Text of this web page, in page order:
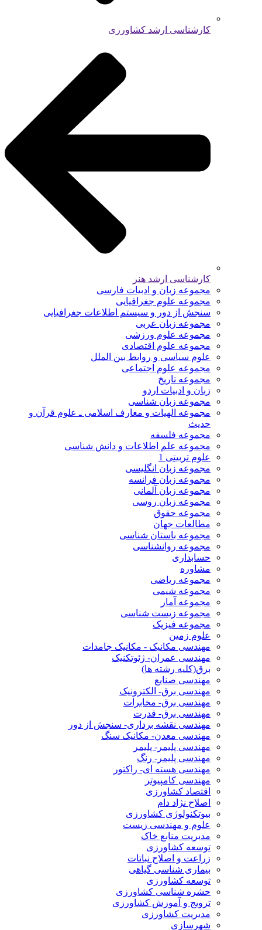
کارشناسی ارشد کشاورزی
کارشناسی ارشد هنر
مجموعه زبان و ادبیات فارسی
مجموعه علوم جغرافیایی
سنجش از دور و سیستم اطلاعات جغرافیایی
مجموعه زبان عربی
مجموعه علوم ورزشی
مجموعه علوم اقتصادی
علوم سیاسی و روابط بین الملل
مجموعه علوم اجتماعی
مجموعه تاریخ
زبان و ادبیات اردو
مجموعه زبان شناسی
مجموعه الهیات و معارف اسلامی ـ علوم قرآن و
حدیث
مجموعه فلسفه
مجموعه علم اطلاعات و دانش شناسی
علوم تربیتی 1
مجموعه زبان انگلیسی
مجموعه زبان فرانسه
مجموعه زبان آلمانی
مجموعه زبان روسی
مجموعه حقوق
مطالعات جهان
مجموعه باستان شناسی
مجموعه روانشناسی
حسابداری
مشاوره
مجموعه ریاضی
مجموعه شیمی
مجموعه آمار
مجموعه زیست شناسی
مجموعه فیزیک
علوم زمین
مهندسی مکانیک - مکانیک جامدات
مهندسی عمران- ژئوتکنیک
برق(کلیه رشته ها)
مهندسی صنایع
مهندسی برق- الکترونیک
مهندسی برق- مخابرات
مهندسی برق- قدرت
مهندسی نقشه برداری- سنجش از دور
مهندسی معدن- مکانیک سنگ
مهندسی پلیمر- پلیمر
مهندسی پلیمر- رنگ
مهندسی هسته ای- راکتور
مهندسی کامپیوتر
اقتصاد کشاورزی
اصلاح نژاد دام
بیوتکنولوژی کشاورزی
علوم و مهندسی زیست
مدیریت منابع خاک
توسعه کشاورزی
زراعت و اصلاح نباتات
بیماری شناسی گیاهی
توسعه کشاورزی
حشره شناسی کشاورزی
ترویج و آموزش کشاورزی
مدیریت کشاورزی
شهرسازی